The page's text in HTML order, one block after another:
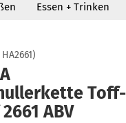
vergessen?
Essen + Trinken
HA2661)
Toff-
ABV